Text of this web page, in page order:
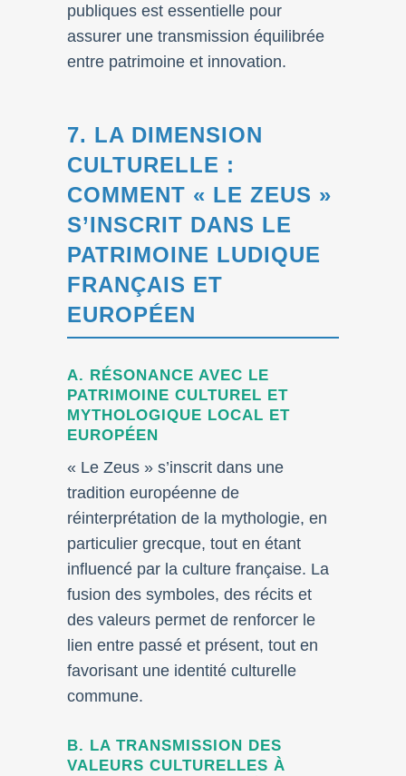
publiques est essentielle pour
assurer une transmission équilibrée
entre patrimoine et innovation.
7. LA DIMENSION
CULTURELLE :
COMMENT « LE ZEUS »
S’INSCRIT DANS LE
PATRIMOINE LUDIQUE
FRANÇAIS ET
EUROPÉEN
A. RÉSONANCE AVEC LE
PATRIMOINE CULTUREL ET
MYTHOLOGIQUE LOCAL ET
EUROPÉEN
« Le Zeus » s’inscrit dans une
tradition européenne de
réinterprétation de la mythologie, en
particulier grecque, tout en étant
influencé par la culture française. La
fusion des symboles, des récits et
des valeurs permet de renforcer le
lien entre passé et présent, tout en
favorisant une identité culturelle
commune.
B. LA TRANSMISSION DES
VALEURS CULTURELLES À